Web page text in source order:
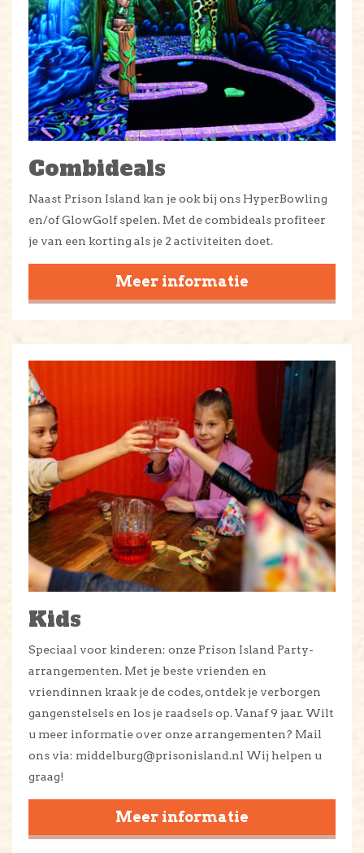
Combideals
Naast Prison Island kan je ook bij ons HyperBowling
en/of GlowGolf spelen. Met de combideals profiteer
je van een korting als je 2 activiteiten doet.
Meer informatie
Kids
Speciaal voor kinderen: onze Prison Island Party-
arrangementen. Met je beste vrienden en
vriendinnen kraak je de codes, ontdek je verborgen
gangenstelsels en los je raadsels op. Vanaf 9 jaar. Wilt
u meer informatie over onze arrangementen? Mail
ons via: middelburg@prisonisland.nl Wij helpen u
graag!
Meer informatie